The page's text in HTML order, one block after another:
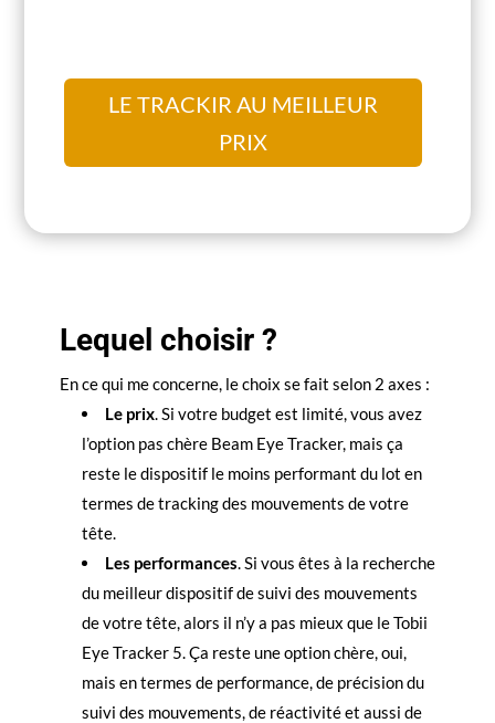
LE TRACKIR AU MEILLEUR
PRIX
Lequel choisir ?
En ce qui me concerne, le choix se fait selon 2 axes :
Le prix. Si votre budget est limité, vous avez
l’option pas chère Beam Eye Tracker, mais ça
reste le dispositif le moins performant du lot en
termes de tracking des mouvements de votre
tête.
Les performances. Si vous êtes à la recherche
du meilleur dispositif de suivi des mouvements
de votre tête, alors il n’y a pas mieux que le Tobii
Eye Tracker 5. Ça reste une option chère, oui,
mais en termes de performance, de précision du
suivi des mouvements, de réactivité et aussi de